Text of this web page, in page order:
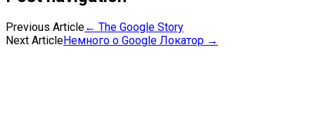
Previous Article← The Google Story
Next ArticleНемного о Google Локатор →